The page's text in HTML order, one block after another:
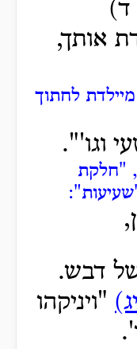
ד)
אותך,
לחתוך
וגו'".
"חלקת
דבש.
"ויניקהו